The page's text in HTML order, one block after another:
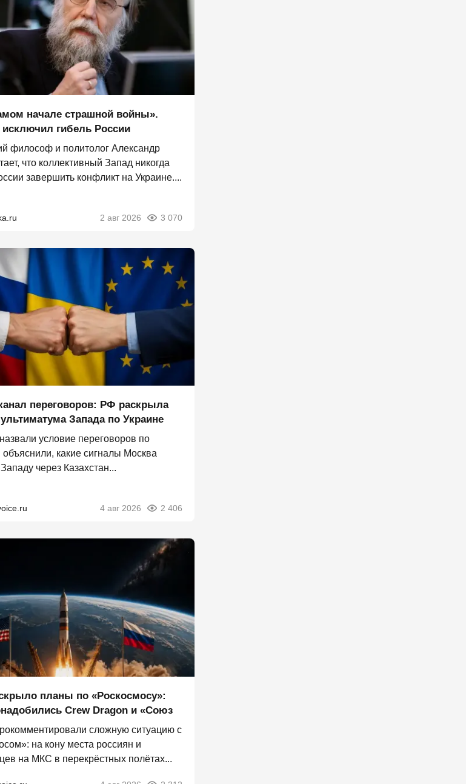
начале страшной войны».
исключил гибель России
философ и политолог Александр
что коллективный Запад никогда
завершить конфликт на Украине....
2 авг 2026 3 070
переговоров: РФ раскрыла
Запада по Украине
условие переговоров по
объяснили, какие сигналы Москва
через Казахстан...
4 авг 2026 2 406
планы по «Роскосмосу»:
Crew Dragon и «Союз
сложную ситуацию с
на кону места россиян и
на МКС в перекрёстных полётах...